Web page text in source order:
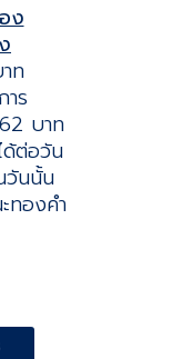
ง
ท
ร
บาท
ต่อวัน
วันนั้น
ทองคำ